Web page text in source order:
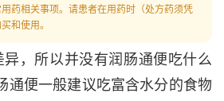
药相关事项。请患者在用药时（处方药须凭
和使用。
异，所以并没有润肠通便吃什么
通便一般建议吃富含水分的食物